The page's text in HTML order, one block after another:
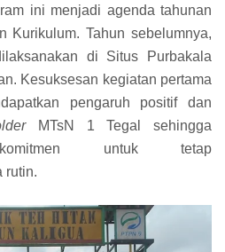
ini menjadi agenda tahunan
Kurikulum. Tahun sebelumnya,
di Situs Purbakala
Kesuksesan kegiatan pertama
pengaruh positif dan
MTsN 1 Tegal sehingga
untuk tetap
rutin.